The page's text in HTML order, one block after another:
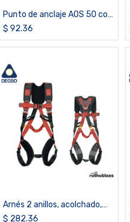
Punto de anclaje AOS 50 con
ojal giratorio 50 mm
$ 92.36
Arnés 2 anillos, acolchado,
ajuste Ráp-Hestiamxl
$ 282.36